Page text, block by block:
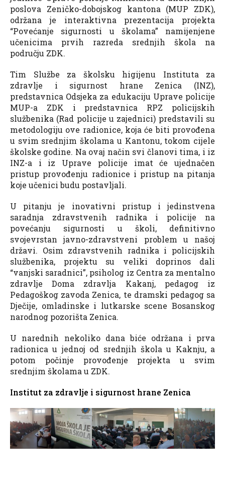
poslova Zeničko-dobojskog kantona (MUP ZDK),
održana je interaktivna prezentacija projekta
“Povećanje sigurnosti u školama” namijenjene
učenicima prvih razreda srednjih škola na
području ZDK.
Tim Službe za školsku higijenu Instituta za
zdravlje i sigurnost hrane Zenica (INZ),
predstavnica Odsjeka za edukaciju Uprave policije
MUP-a ZDK i predstavnica RPZ policijskih
službenika (Rad policije u zajednici) predstavili su
metodologiju ove radionice, koja će biti provođena
u svim srednjim školama u Kantonu, tokom cijele
školske godine. Na ovaj način svi članovi tima, i iz
INZ-a i iz Uprave policije imat će ujednačen
pristup provođenju radionice i pristup na pitanja
koje učenici budu postavljali.
U pitanju je inovativni pristup i jedinstvena
saradnja zdravstvenih radnika i policije na
povećanju sigurnosti u školi, definitivno
svojevrstan javno-zdravstveni problem u našoj
državi. Osim zdravstvenih radnika i policijskih
službenika, projektu su veliki doprinos dali
“vanjski saradnici”, psiholog iz Centra za mentalno
zdravlje Doma zdravlja Kakanj, pedagog iz
Pedagoškog zavoda Zenica, te dramski pedagog sa
Dječije, omladinske i lutkarske scene Bosanskog
narodnog pozorišta Zenica.
U narednih nekoliko dana biće održana i prva
radionica u jednoj od srednjih škola u Kaknju, a
potom počinje provođenje projekta u svim
srednjim školama u ZDK.
Institut za zdravlje i sigurnost hrane Zenica